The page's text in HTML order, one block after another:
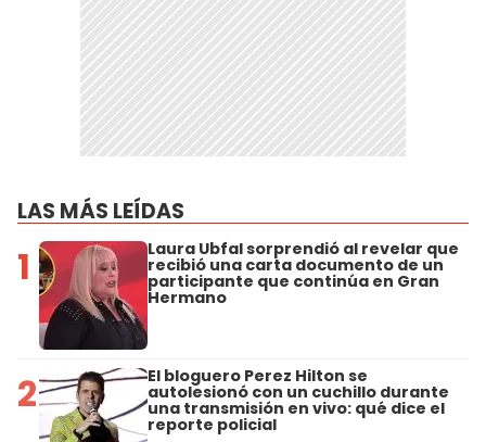
LAS MÁS LEÍDAS
1 Laura Ubfal sorprendió al revelar que
recibió una carta documento de un
participante que continúa en Gran
Hermano
2 El bloguero Perez Hilton se
autolesionó con un cuchillo durante
una transmisión en vivo: qué dice el
reporte policial